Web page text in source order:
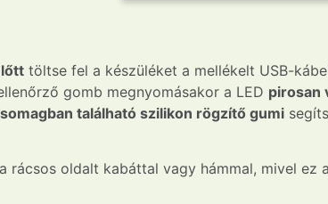
töltse fel a készüléket a mellékelt USB-
gomb megnyomásakor a LED pirosan
található szilikon rögzítő gumi
rácsos oldalt kabáttal vagy hámmal, mivel